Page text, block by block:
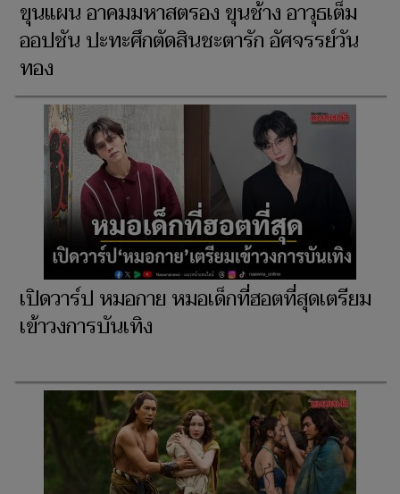
ขุนแผน อาคมมหาสตรอง ขุนช้าง อาวุธเต็ม
ออปชัน ปะทะศึกตัดสินชะตารัก อัศจรรย์วัน
ทอง
เปิดวาร์ป หมอกาย หมอเด็กที่ฮอตที่สุดเตรียม
เข้าวงการบันเทิง